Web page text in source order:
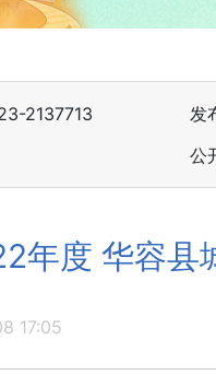
2137713 发
公
年度 华容县
17:05